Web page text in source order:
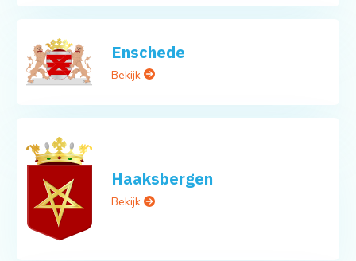
Enschede
Bekijk
Haaksbergen
Bekijk